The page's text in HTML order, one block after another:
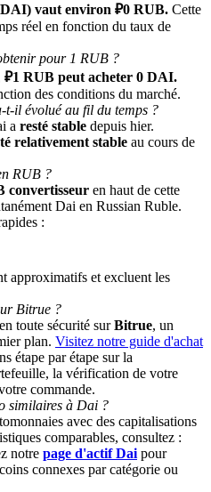
des récompenses en espèces
prize pool
USDT
vaut environ ₽0 RUB. Cette
réel en fonction du taux de
pour 1 RUB ?
₽1 RUB peut acheter 0 DAI.
des conditions du marché.
il évolué au fil du temps ?
a resté stable depuis hier.
relativement stable au cours de
RUB ?
convertisseur en haut de cette
Dai en Russian Ruble.
:
approximatifs et excluent les
Bitrue ?
toute sécurité surBitrue, un
plan. Visitez notre guide d'achat
étape par étape sur la
la vérification de votre
commande.
similaires à Dai ?
avec des capitalisations
comparables, consultez :
notre page d'actif Dai pour
connexes par catégorie ou